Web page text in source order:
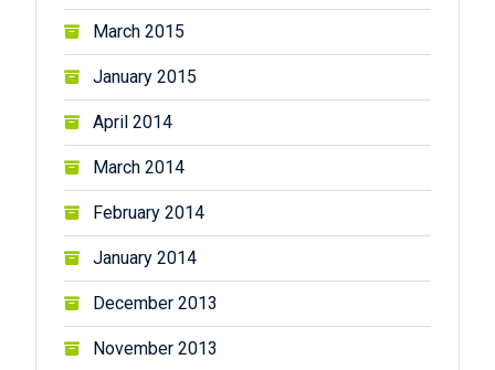
March 2015
January 2015
April 2014
March 2014
February 2014
January 2014
December 2013
November 2013